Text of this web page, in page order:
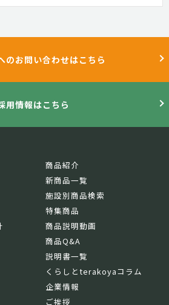
のお問い合わせはこちら
用情報はこちら
商品紹介
新商品一覧
施設別商品検索
特集商品
商品説明動画
商品Q&A
説明書一覧
くらしとterakoyaコラム
企業情報
ご挨拶